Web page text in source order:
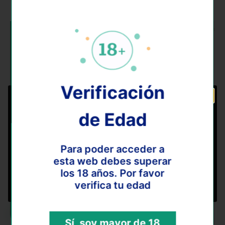
Verificación
de Edad
Para poder acceder a
esta web debes superar
los 18 años. Por favor
verifica tu edad
TENEMOS UN REGALO ESPECIAL PARA TI 🎁
LO QUIERO!